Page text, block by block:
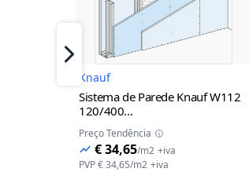
Imagem do
Knauf
Sistema de Parede Knauf W112
120/400
(2x12,5A+70+2x12,5A) LM
Preço Tendência
€ 34,65/m2 +iva
PVP€ 34,65/m2 +iva
Próximo